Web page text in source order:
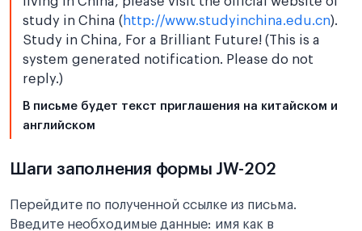
study in China ( http://www.studyinchina.edu.cn).
Study in China, For a Brilliant Future! (This is a
system generated notification. Please do not
reply.)
В письме будет текст приглашения на китайском и
английском
Шаги заполнения формы JW-202
Перейдите по полученной ссылке из письма.
Введите необходимые данные: имя как в